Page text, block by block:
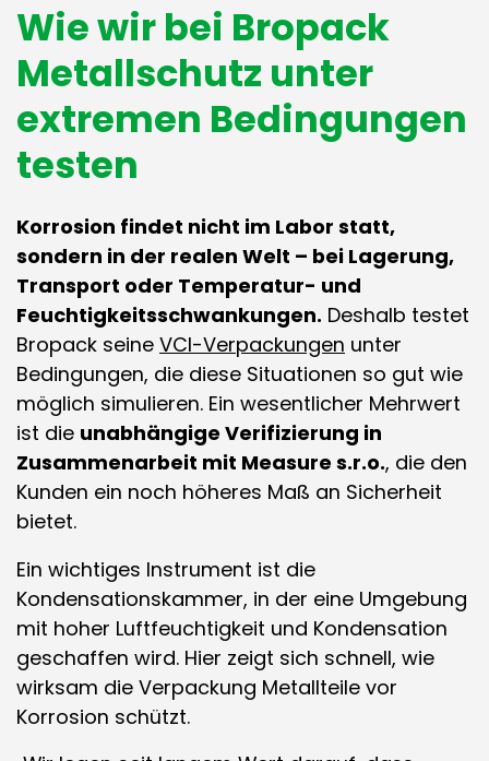
Wie wir bei Bropack
Metallschutz unter
extremen Bedingungen
testen
Korrosion findet nicht im Labor statt,
sondern in der realen Welt – bei Lagerung,
Transport oder Temperatur- und
Feuchtigkeitsschwankungen. Deshalb testet
Bropack seine VCI-Verpackungen unter
Bedingungen, die diese Situationen so gut wie
möglich simulieren. Ein wesentlicher Mehrwert
ist die unabhängige Verifizierung in
Zusammenarbeit mit Measure s.r.o., die den
Kunden ein noch höheres Maß an Sicherheit
bietet.
Ein wichtiges Instrument ist die
Kondensationskammer, in der eine Umgebung
mit hoher Luftfeuchtigkeit und Kondensation
geschaffen wird. Hier zeigt sich schnell, wie
wirksam die Verpackung Metallteile vor
Korrosion schützt.